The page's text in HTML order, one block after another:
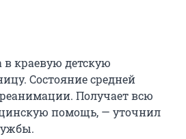
в краевую детскую
Состояние средней
Получает всю
помощь, — уточнил